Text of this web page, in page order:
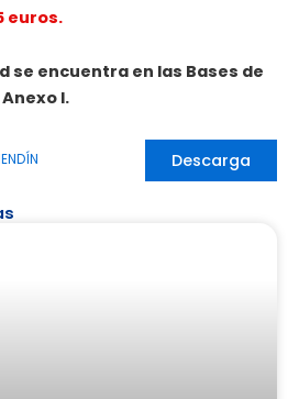
euros.
se encuentra en las Bases de
I.
Descarga